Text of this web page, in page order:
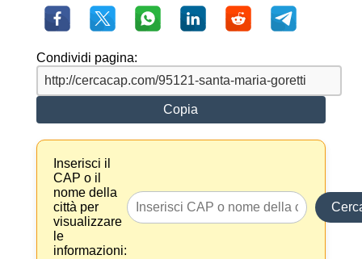
Condividi pagina:
Copia
Inserisci il
CAP o il
nome della
città per
visualizzare
le
informazioni: